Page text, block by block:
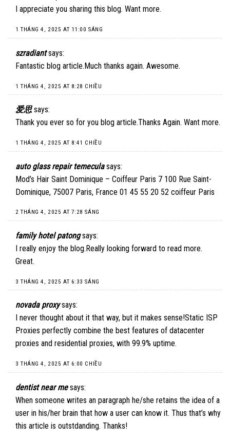
I appreciate you sharing this blog. Want more.
1 THÁNG 4, 2025 AT 11:00 SÁNG
szradiant says:
Fantastic blog article.Much thanks again. Awesome.
1 THÁNG 4, 2025 AT 8:28 CHIỀU
爱思 says:
Thank you ever so for you blog article.Thanks Again. Want more.
1 THÁNG 4, 2025 AT 8:41 CHIỀU
auto glass repair temecula says:
Mod’s Hair Saint Dominique – Coiffeur Paris 7 100 Rue Saint-
Dominique, 75007 Paris, France 01 45 55 20 52 coiffeur Paris
2 THÁNG 4, 2025 AT 7:28 SÁNG
family hotel patong says:
I really enjoy the blog.Really looking forward to read more.
Great.
3 THÁNG 4, 2025 AT 6:33 SÁNG
novada proxy says:
I never thought about it that way, but it makes sense!Static ISP
Proxies perfectly combine the best features of datacenter
proxies and residential proxies, with 99.9% uptime.
3 THÁNG 4, 2025 AT 6:00 CHIỀU
dentist near me says:
When someone writes an paragraph he/she retains the idea of a
user in his/her brain that how a user can know it. Thus that’s why
this article is outstdanding. Thanks!